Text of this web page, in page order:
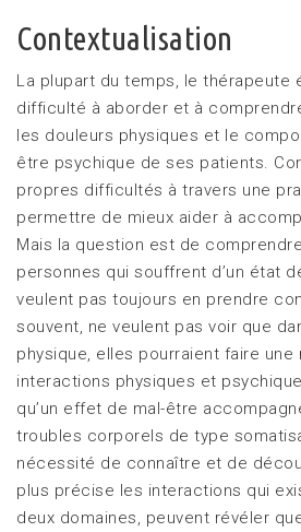
Contextualisation
La plupart du temps, le thérapeute
difficulté à aborder et à
les douleurs physiques et le
être psychique de ses patients.
propres difficultés à travers une
permettre de mieux aider à
Mais la question est de
personnes qui souffrent d’un état
veulent pas toujours en prendre
souvent, ne veulent pas voir que
physique, elles pourraient faire une
interactions physiques et
qu’un effet de mal-être
troubles corporels de type
nécessité de connaître et de
plus précise les interactions qui
deux domaines, peuvent révéler